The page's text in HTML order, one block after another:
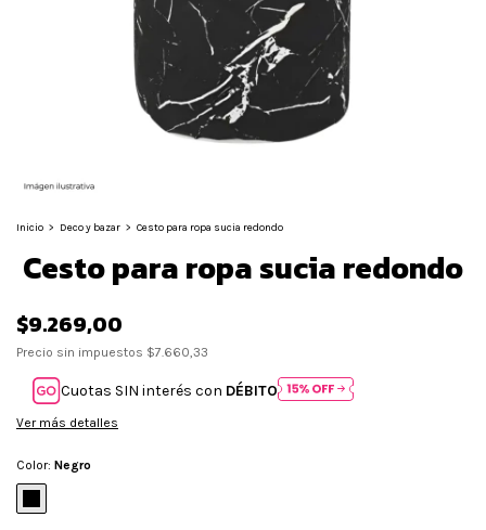
Inicio > Deco y bazar > Cesto para ropa sucia redondo
Cesto para ropa sucia redondo
$9.269,00
Precio sin impuestos $7.660,33
Cuotas SIN interés con DÉBITO
Ver más detalles
Color: Negro